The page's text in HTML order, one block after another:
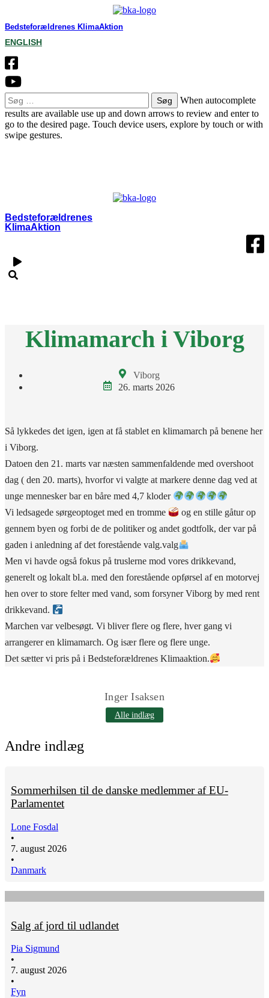
Bedsteforældrenes KlimaAktion
ENGLISH
Søg
efter:
When autocomplete
results are available use up and down arrows to review and enter to
go to the desired page. Touch device users, explore by touch or with
swipe gestures.
Bedsteforældrenes
KlimaAktion​
Klimamarch i Viborg
Viborg
26. marts 2026
Så lykkedes det igen, igen at få stablet en klimamarch på benene her
i Viborg.
Datoen den 21. marts var næsten sammenfaldende med overshoot
dag ( den 20. marts), hvorfor vi valgte at markere denne dag ved at
unge mennesker bar en båre med 4,7 kloder
Vi ledsagede sørgeoptoget med en tromme
og en stille gåtur op
gennem byen og forbi de de politiker og andet godtfolk, der var på
gaden i anledning af det forestående valg.valg
Men vi havde også fokus på truslerne mod vores drikkevand,
generelt og lokalt bl.a. med den forestående opførsel af en motorvej
hen over to store felter med vand, som forsyner Viborg by med rent
drikkevand.
Marchen var velbesøgt. Vi bliver flere og flere, hver gang vi
arrangerer en klimamarch. Og især flere og flere unge.
Det sætter vi pris på i Bedsteforældrenes Klimaaktion.
Inger Isaksen
Alle indlæg
Andre indlæg
Sommerhilsen til de danske medlemmer af EU-
Parlamentet
Lone Fosdal
•
7. august 2026
•
Danmark
Salg af jord til udlandet
Pia Sigmund
•
7. august 2026
•
Fyn